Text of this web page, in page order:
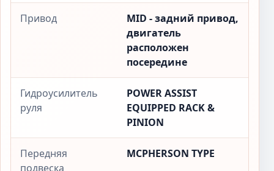
Привод
MID - задний привод,
двигатель
расположен
посередине
Гидроусилитель
руля
POWER ASSIST
EQUIPPED RACK &
PINION
Передняя
подвеска
MCPHERSON TYPE